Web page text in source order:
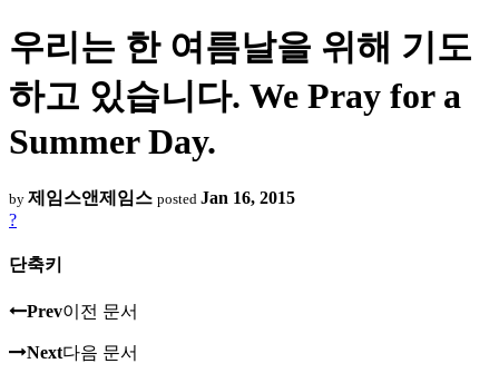
우리는 한 여름날을 위해 기도
하고 있습니다. We Pray for a
Summer Day.
by 제임스앤제임스 posted Jan 16, 2015
?
단축키
Prev이전 문서
Next다음 문서